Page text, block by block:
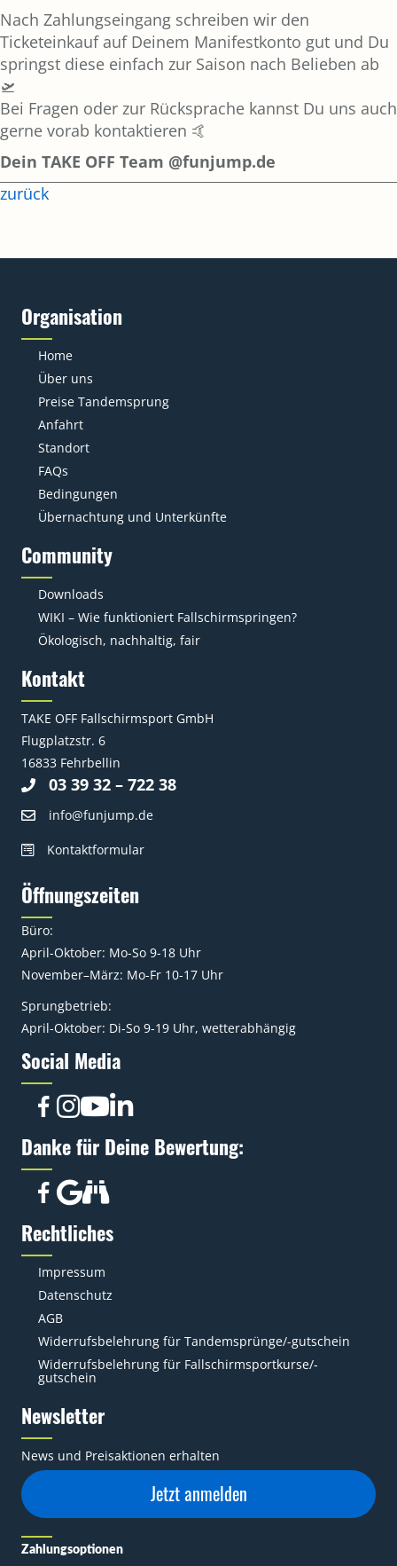
Nach Zahlungseingang schreiben wir den
Ticketeinkauf auf Deinem Manifestkonto gut und Du
springst diese einfach zur Saison nach Belieben ab
🛫
Bei Fragen oder zur Rücksprache kannst Du uns auch
gerne vorab kontaktieren 🤙
Dein TAKE OFF Team @funjump.de
zurück
Organisation
Home
Über uns
Preise Tandemsprung
Anfahrt
Standort
FAQs
Bedingungen
Übernachtung und Unterkünfte
Community
Downloads
WIKI – Wie funktioniert Fallschirmspringen?
Ökologisch, nachhaltig, fair
Kontakt
TAKE OFF Fallschirmsport GmbH
Flugplatzstr. 6
16833 Fehrbellin
03 39 32 – 722 38
info@funjump.de
Kontaktformular
Öffnungszeiten
Büro:
April-Oktober: Mo-So 9-18 Uhr
November–März: Mo-Fr 10-17 Uhr
Sprungbetrieb:
April-Oktober: Di-So 9-19 Uhr, wetterabhängig
Social Media
Danke für Deine Bewertung:
Rechtliches
Impressum
Datenschutz
AGB
Widerrufsbelehrung für Tandemsprünge/-gutschein
Widerrufsbelehrung für Fallschirmsportkurse/-
gutschein
Newsletter
News und Preisaktionen erhalten
Jetzt anmelden
Zahlungsoptionen